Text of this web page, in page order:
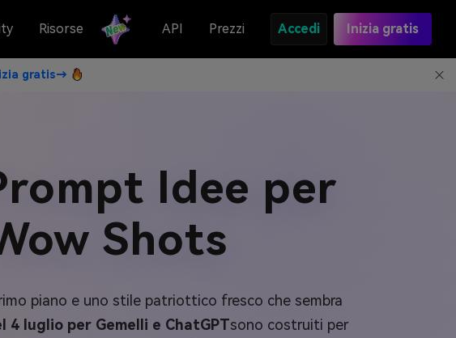
Risorse API Prezzi Accedi Inizia gratis
gratis→
Idee per
Shots
piano e uno stile patriottico fresco che sembra
luglio per Gemelli e ChatGPTsono costruiti per